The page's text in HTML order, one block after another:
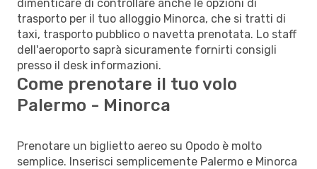
dimenticare di controllare anche le opzioni di
trasporto per il tuo alloggio Minorca, che si tratti di
taxi, trasporto pubblico o navetta prenotata. Lo staff
dell'aeroporto saprà sicuramente fornirti consigli
presso il desk informazioni.
Come prenotare il tuo volo
Palermo - Minorca
Prenotare un biglietto aereo su Opodo è molto
semplice. Inserisci semplicemente Palermo e Minorca